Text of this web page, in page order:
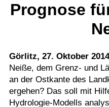
Menüpunkte
Politik
Wirtschaft
Service
Verkehr
Gesundheit
Prognose
Görlitz, 27. Oktober
Neiße, dem Grenz- und
an der Ostkante des
ergehen? Das soll mit
Hydrologie-Modells